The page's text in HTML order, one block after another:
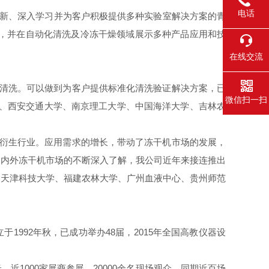
深入学习并为客户积极提供多种实验室解决方案的青
在自动化清洗及冷冻干燥领域展示多种产品应用和技
。可以做到为客户提供标准化清洗验证解决方案，已
安交通大学、南京理工大学、中国海洋大学、吉林农
行业。应用需求的增长，带动了冻干机市场的发展，
外冻干机市场的不断深入了解，我公司近年来接连推出
津科技大学、福建农林大学、广州血液中心、贵州师范
1992年秋，已成功举办48届，2015年全国高教仪器设
电话
在线交流
微信扫一扫